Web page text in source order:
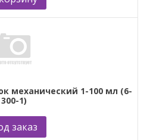
механический 1-100 мл (6-
300-1)
заказ